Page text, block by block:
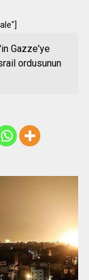
Gazze'ye
ordusunun